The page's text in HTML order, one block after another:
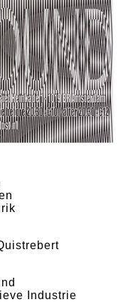
Industrie